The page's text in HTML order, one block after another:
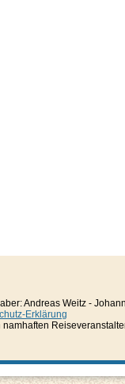
Andreas Weitz -
Erklärung